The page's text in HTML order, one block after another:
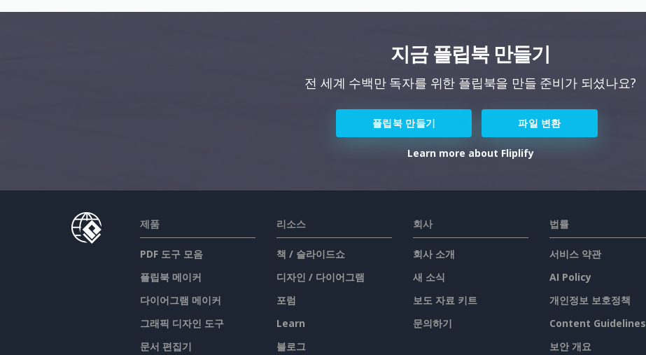
지금 플립북 만들기
전 세계 수백만 독자를 위한 플립북을 만들 준비가 되셨나요?
플립북 만들기 파일 변환
Learn more about Fliplify
제품
PDF 도구 모음
플립북 메이커
다이어그램 메이커
그래픽 디자인 도구
문서 편집기
리소스
책 / 슬라이드쇼
디자인 / 다이어그램
포럼
Learn
블로그
회사
회사 소개
새 소식
보도 자료 키트
문의하기
법률
서비스 약관
AI Policy
개인정보 보호정책
Content Guidelines
보안 개요